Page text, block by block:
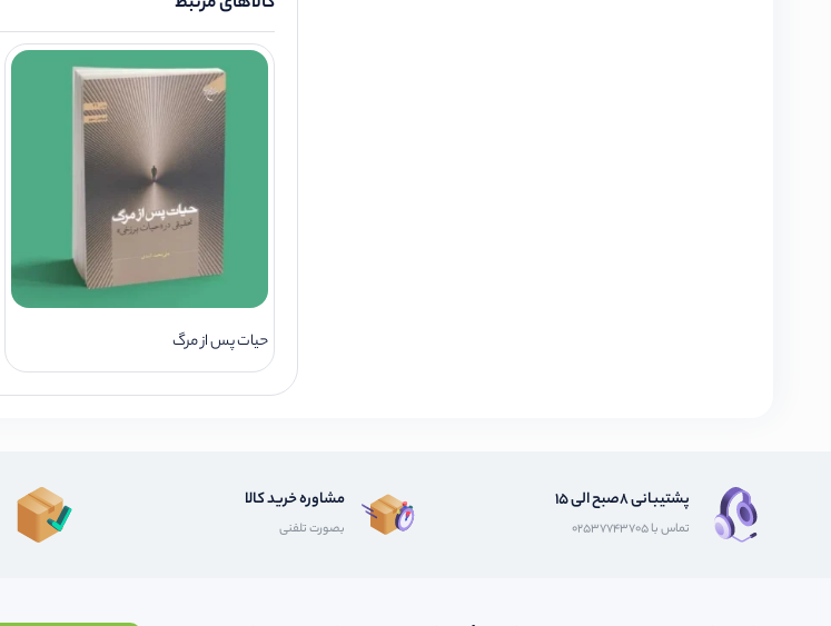
حیات پس از مرگ
پشتیبانی 8صبح الی 15
تماس با 02537743705
مشاوره خرید کالا
بصورت تلفنی